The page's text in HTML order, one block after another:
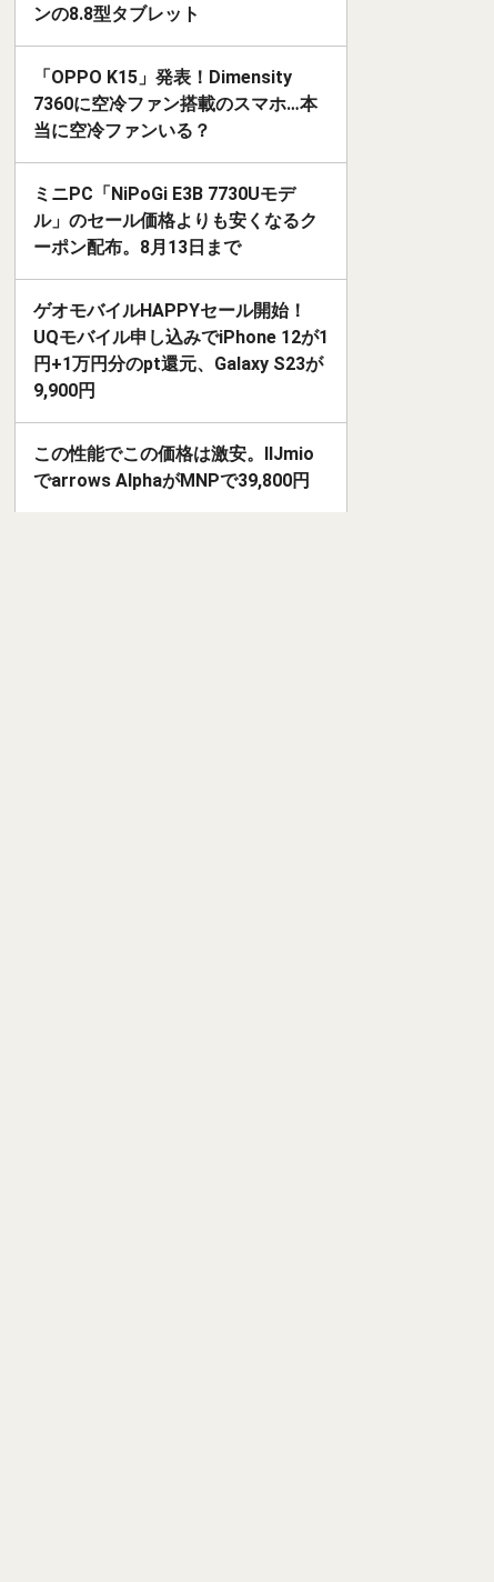
ンの8.8型タブレット
「OPPO K15」発表！Dimensity
7360に空冷ファン搭載のスマホ…本
当に空冷ファンいる？
ミニPC「NiPoGi E3B 7730Uモデ
ル」のセール価格よりも安くなるク
ーポン配布。8月13日まで
ゲオモバイルHAPPYセール開始！
UQモバイル申し込みでiPhone 12が1
円+1万円分のpt還元、Galaxy S23が
9,900円
この性能でこの価格は激安。IIJmio
でarrows AlphaがMNPで39,800円